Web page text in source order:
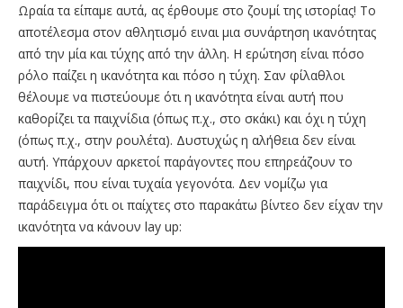
Ωραία τα είπαμε αυτά, ας έρθουμε στο ζουμί της ιστορίας! Το
αποτέλεσμα στον αθλητισμό ειναι μια συνάρτηση ικανότητας
από την μία και τύχης από την άλλη. Η ερώτηση είναι πόσο
ρόλο παίζει η ικανότητα και πόσο η τύχη. Σαν φίλαθλοι
θέλουμε να πιστεύουμε ότι η ικανότητα είναι αυτή που
καθορίζει τα παιχνίδια (όπως π.χ., στο σκάκι) και όχι η τύχη
(όπως π.χ., στην ρουλέτα). Δυστυχώς η αλήθεια δεν είναι
αυτή. Υπάρχουν αρκετοί παράγοντες που επηρεάζουν το
παιχνίδι, που είναι τυχαία γεγονότα. Δεν νομίζω για
παράδειγμα ότι οι παίχτες στο παρακάτω βίντεο δεν είχαν την
ικανότητα να κάνουν lay up: